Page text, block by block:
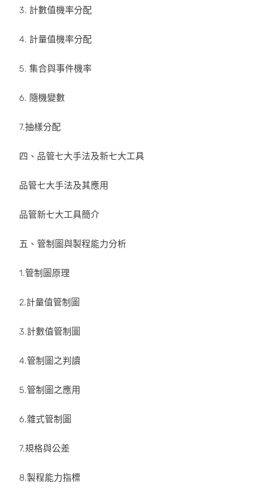
3. 計數值機率分配
4. 計量值機率分配
5. 集合與事件機率
6. 隨機變數
7.抽樣分配
四、品管七大手法及新七大工具
品管七大手法及其應用
品管新七大工具簡介
五、管制圖與製程能力分析
1.管制圖原理
2.計量值管制圖
3.計數值管制圖
4.管制圖之判讀
5.管制圖之應用
6.雜式管制圖
7.規格與公差
8.製程能力指標